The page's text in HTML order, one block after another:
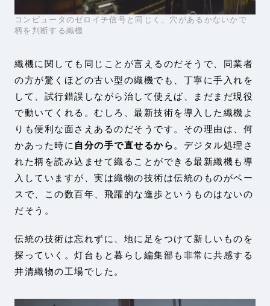
コンピュータのゼロイチ信号と同じく、穴があるかないかで
柄を判断する織機
織機に関しても同じことが言えるのだそうで、同業者
の方が驚くほどの古い型の織機でも、丁寧に手入れを
して、試行錯誤しながら治して使えば、まだまだ現役
で動いてくれる。むしろ、最新技術を導入した織機よ
りも便利な面さえあるのだそうです。その理由は、何
かあった時に 自分の手で直せるから 。デジタル処理さ
れた柄を読み込ませて織ることができる最新織機も導
入していますが、実は織物の技術は伝統のものがベー
スで、この数百年、飛躍的な進歩というものはないの
だそう。
伝統の技術は忘れずに、地に足をつけて新しいものを
探っていく。灯台もと暮らし編集部も非常に共感する
井清織物の工場でした。